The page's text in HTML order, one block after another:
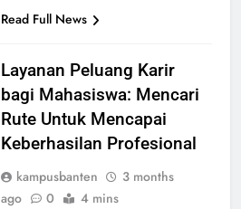
Read Full News
Layanan Peluang Karir
bagi Mahasiswa: Mencari
Rute Untuk Mencapai
Keberhasilan Profesional
kampusbanten
3 months
ago
0 4 mins